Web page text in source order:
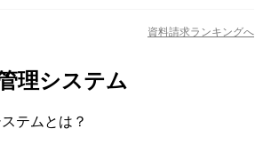
資料請求ランキングへ
理システム
テム とは？